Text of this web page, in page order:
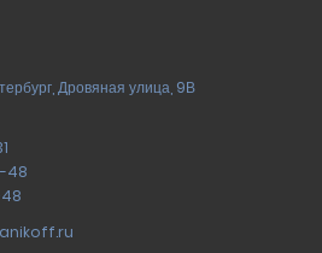
, Дровяная улица, 9В
48